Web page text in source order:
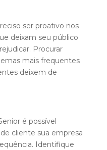
ser proativo nos
deixam seu público
Procurar
mais frequentes
deixem de
é possível
cliente sua empresa
Identifique